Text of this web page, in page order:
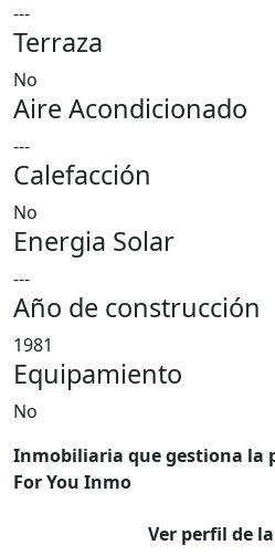
---
Terraza
No
Aire Acondicionado
---
Calefacción
No
Energia Solar
---
Año de construcción
1981
Equipamiento
No
Inmobiliaria que gestiona la
For You Inmo
Ver perfil de